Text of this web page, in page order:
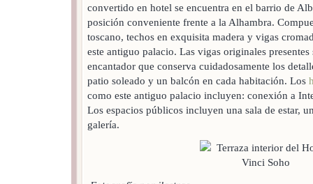
convertido en hotel se encuentra en el barrio de
posición conveniente frente a la Alhambra.
toscano, techos en exquisita madera y vigas
este antiguo palacio. Las vigas originales
encantador que conserva cuidadosamente los
patio soleado y un balcón en cada habitación. Los
como este antiguo palacio incluyen: conexión a
Los espacios públicos incluyen una sala de estar,
galería.